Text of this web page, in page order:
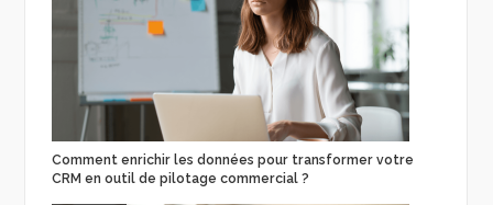
Comment enrichir les données pour transformer votre
CRM en outil de pilotage commercial ?